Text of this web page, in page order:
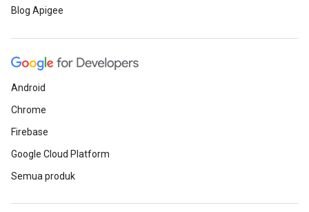
Blog Apigee
Android
Chrome
Firebase
Google Cloud Platform
Semua produk